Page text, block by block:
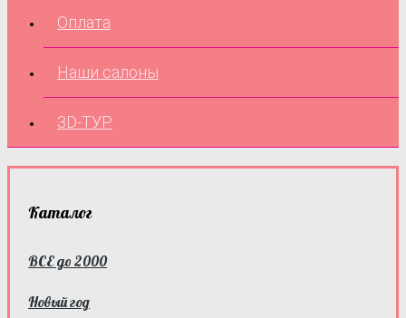
Оплата
Наши салоны
3D-ТУР
Каталог
ВСЕ до 2000
Новый год